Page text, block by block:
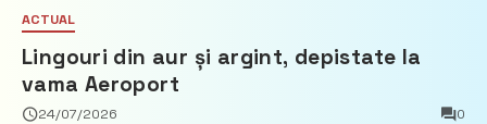
ACTUAL
Lingouri din aur și argint, depistate la
vama Aeroport
24/07/2026 0